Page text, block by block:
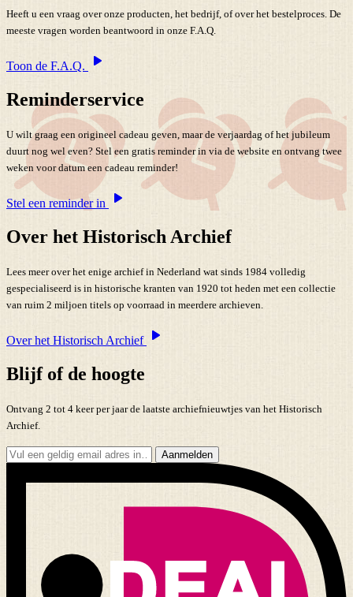
Heeft u een vraag over onze producten, het bedrijf, of over het bestelproces. De
meeste vragen worden beantwoord in onze F.A.Q.
Toon de F.A.Q.
Reminderservice
U wilt graag een origineel cadeau geven, maar de verjaardag of het jubileum
duurt nog wel even? Stel een gratis reminder in via de website en ontvang twee
weken voor datum een cadeau reminder!
Stel een reminder in
Over het Historisch Archief
Lees meer over het enige archief in Nederland wat sinds 1984 volledig
gespecialiseerd is in historische kranten van 1920 tot heden met een collectie
van ruim 2 miljoen titels op voorraad in meerdere archieven.
Over het Historisch Archief
Blijf of de hoogte
Ontvang 2 tot 4 keer per jaar de laatste archiefnieuwtjes van het Historisch
Archief.
Aanmelden